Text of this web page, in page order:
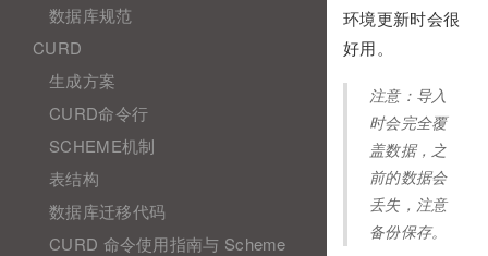
数据库规范
CURD
生成方案
CURD命令行
SCHEME机制
表结构
数据库迁移代码
CURD 命令使用指南与 Scheme
环境更新时会很
好用。
注意：导入
时会完全覆
盖数据，之
前的数据会
丢失，注意
备份保存。